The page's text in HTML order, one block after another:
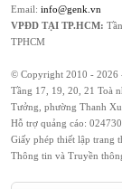
Email: info@genk.vn
VPĐD TẠI TP.HCM:
TPHCM
© Copyright 2010 - 2026
Tầng 17, 19, 20, 21 Toà
Tưởng, phường Thanh
Hỗ trợ quảng cáo:
Giấy phép thiết lập trang
Thông tin và Truyền